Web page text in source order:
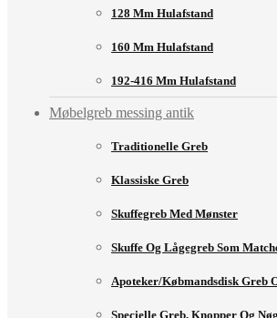
128 Mm Hulafstand
160 Mm Hulafstand
192-416 Mm Hulafstand
Møbelgreb messing antik
Traditionelle Greb
Klassiske Greb
Skuffegreb Med Mønster
Skuffe Og Lågegreb Som
Apoteker/købmandsdisk Greb
Specielle Greb, Knopper Og